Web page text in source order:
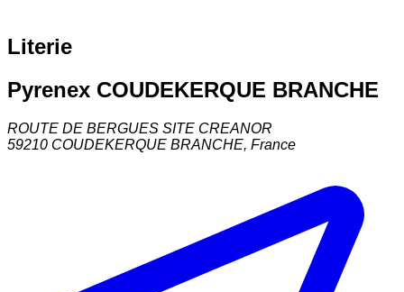
Literie
Pyrenex COUDEKERQUE BRANCHE
ROUTE DE BERGUES SITE CREANOR
59210 COUDEKERQUE BRANCHE, France